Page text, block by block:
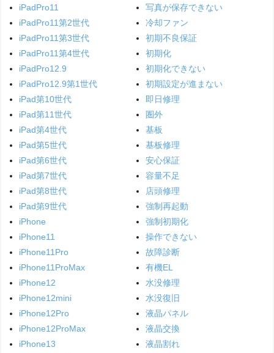
iPadPro11
iPadPro11第2世代
iPadPro11第3世代
iPadPro11第4世代
iPadPro12.9
iPadPro12.9第1世代
iPad第10世代
iPad第11世代
iPad第4世代
iPad第5世代
iPad第6世代
iPad第7世代
iPad第8世代
iPad第9世代
iPhone
iPhone11
iPhone11Pro
iPhone11ProMax
iPhone12
iPhone12mini
iPhone12Pro
iPhone12ProMax
iPhone13
写真が保存できない
冷却ファン
初期不良保証
初期化
初期化できない
初期設定が進まない
即日修理
圏外
基板
基板修理
安心保証
容量不足
店頭修理
強制再起動
強制初期化
操作できない
故障診断
有機EL
水没修理
水没復旧
液晶パネル
液晶交換
液晶割れ